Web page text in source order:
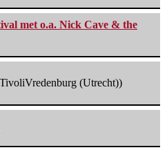
met o.a. Nick Cave & the
(Utrecht))